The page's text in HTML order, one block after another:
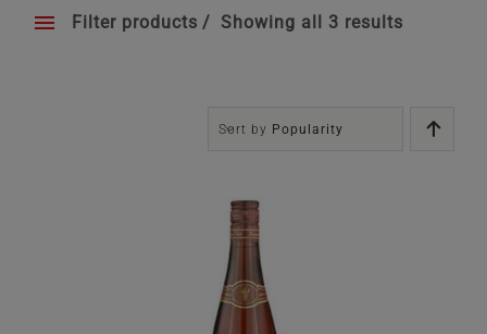
Filter products Showing all 3 results
Sort by Popularity